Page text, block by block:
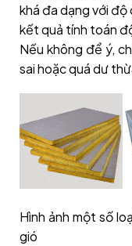
khá đa dạng với độ
kết quả tính toán
Nếu không để ý,
sai hoặc quá dư
Hình ảnh một số
gió